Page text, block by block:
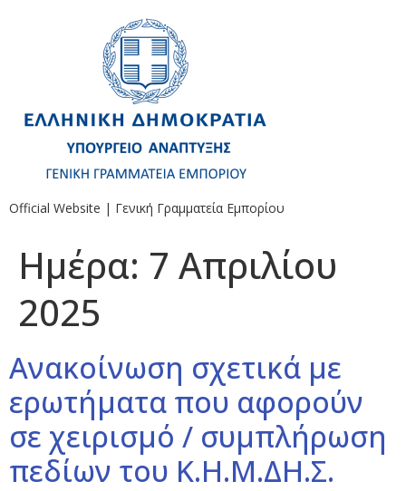
Official Website | Γενική Γραμματεία Εμπορίου
Ημέρα: 7 Απριλίου
2025
Ανακοίνωση σχετικά με
ερωτήματα που αφορούν
σε χειρισμό / συμπλήρωση
πεδίων του Κ.Η.Μ.ΔΗ.Σ.